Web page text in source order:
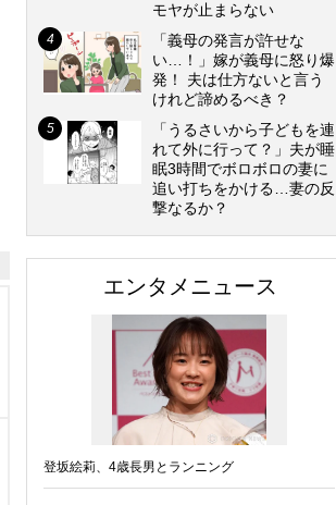
モヤが止まらない
「義母の発言が許せな
い…！」嫁が義母に怒り爆
発！ 夫は仕方ないと言う
けれど諦めるべき？
「うるさいから子どもを連
れて外に行って？」夫が睡
眠3時間でボロボロの妻に
追い打ちをかける…妻の反
撃なるか？
エンタメニュース
登坂絵莉、4歳長男とランニング